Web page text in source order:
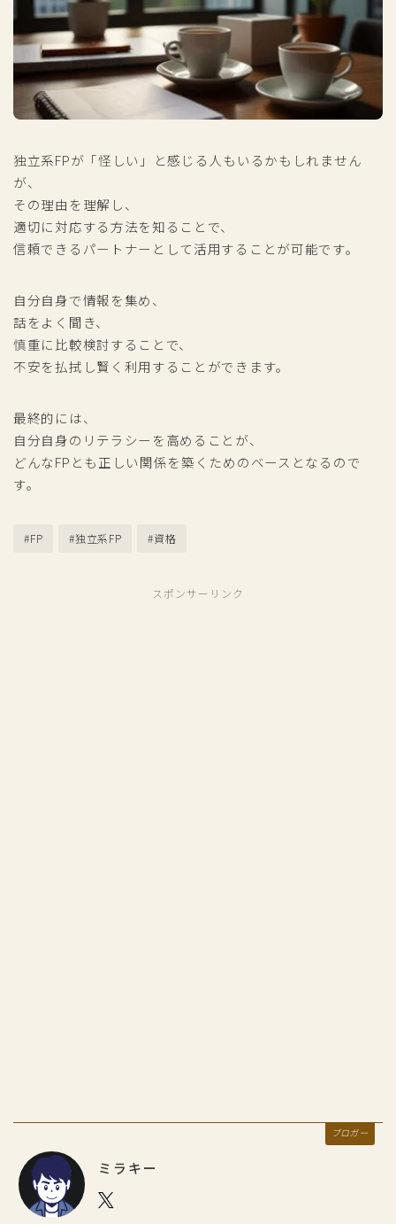
独立系FPが「怪しい」と感じる人もいるかもしれません
が、
その理由を理解し、
適切に対応する方法を知ることで、
信頼できるパートナーとして活用することが可能です。
自分自身で情報を集め、
話をよく聞き、
慎重に比較検討することで、
不安を払拭し賢く利用することができます。
最終的には、
自分自身のリテラシーを高めることが、
どんなFPとも正しい関係を築くためのベースとなるので
す。
#FP #独立系FP #資格
スポンサーリンク
ブロガー
ミラキー